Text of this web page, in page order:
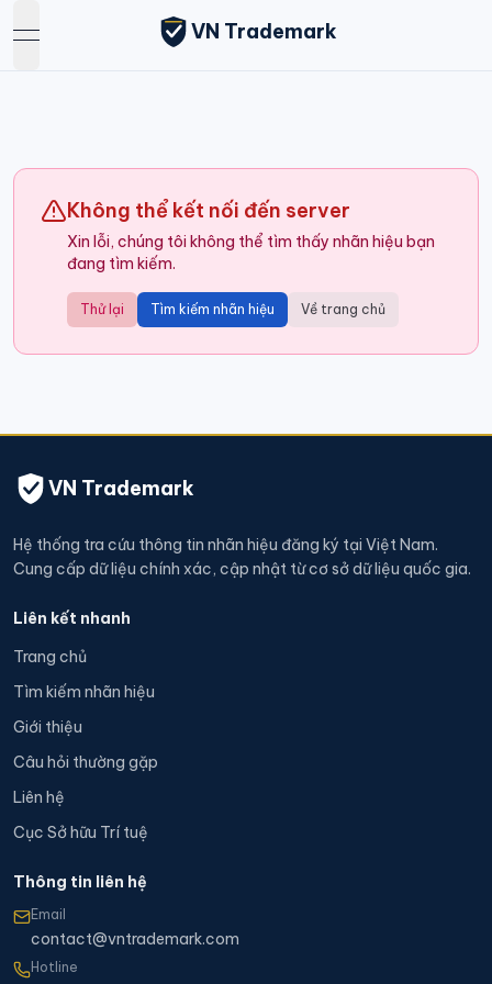
open navigation menu
VN Trademark
Không thể kết nối đến server
Xin lỗi, chúng tôi không thể tìm thấy nhãn hiệu bạn
đang tìm kiếm.
Thử lại Tìm kiếm nhãn hiệu Về trang chủ
VN Trademark
Hệ thống tra cứu thông tin nhãn hiệu đăng ký tại Việt Nam.
Cung cấp dữ liệu chính xác, cập nhật từ cơ sở dữ liệu quốc gia.
Liên kết nhanh
Trang chủ
Tìm kiếm nhãn hiệu
Giới thiệu
Câu hỏi thường gặp
Liên hệ
Cục Sở hữu Trí tuệ
Thông tin liên hệ
Email
contact@vntrademark.com
Hotline